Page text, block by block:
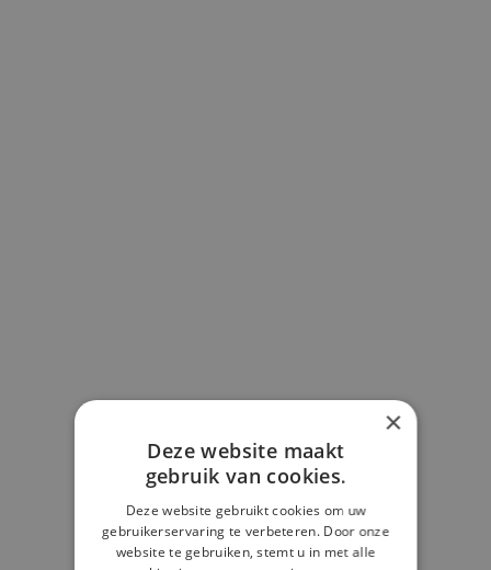
×
Deze website maakt
gebruik van cookies.
Deze website gebruikt cookies om uw
gebruikerservaring te verbeteren. Door onze
website te gebruiken, stemt u in met alle